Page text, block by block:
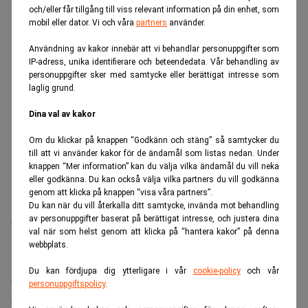
och/eller får tillgång till viss relevant information på din enhet, som
mobil eller dator. Vi och våra partners använder.
Användning av kakor innebär att vi behandlar personuppgifter som
IP-adress, unika identifierare och beteendedata. Vår behandling av
personuppgifter sker med samtycke eller berättigat intresse som
laglig grund.
Dina val av kakor
Om du klickar på knappen “Godkänn och stäng” så samtycker du
till att vi använder kakor för de ändamål som listas nedan. Under
knappen “Mer information” kan du välja vilka ändamål du vill neka
eller godkänna. Du kan också välja vilka partners du vill godkänna
genom att klicka på knappen “visa våra partners”.
Du kan när du vill återkalla ditt samtycke, invända mot behandling
av personuppgifter baserat på berättigat intresse, och justera dina
val när som helst genom att klicka på “hantera kakor” på denna
webbplats.
Du kan fördjupa dig ytterligare i vår cookie-policyoch vår
personuppgiftspolicy.
Produktionen sker dels med komponentlager som blev
kvar efter att BMW 2022 valde att lämna Ryssland, och
dels med delar som tillverkats lokalt men som saknar den
kvalitetskontroll som bilmärket står för.
Läs också:
oljan. Realtid
Säljs som premium